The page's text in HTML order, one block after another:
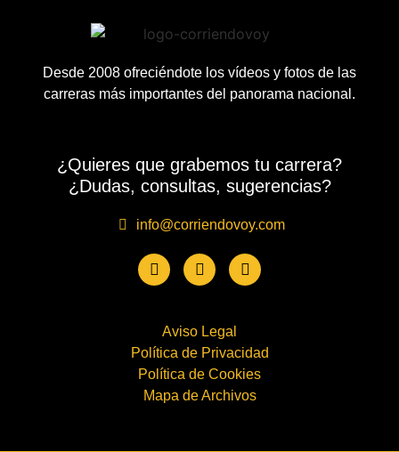
Desde 2008 ofreciéndote los vídeos y fotos de las
carreras más importantes del panorama nacional.
¿Quieres que grabemos tu carrera?
¿Dudas, consultas, sugerencias?
info@corriendovoy.com
Aviso Legal
Política de Privacidad
Política de Cookies
Mapa de Archivos